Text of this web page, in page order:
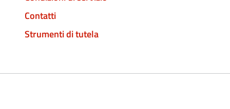
Contatti
Strumenti di tutela